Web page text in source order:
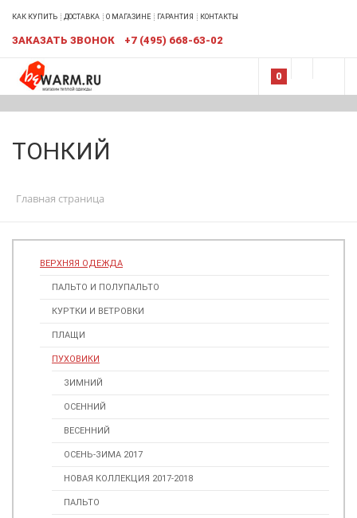
КАК КУПИТЬ ДОСТАВКА О МАГАЗИНЕ ГАРАНТИЯ КОНТАКТЫ
ЗАКАЗАТЬ ЗВОНОК +7 (495) 668-63-02
0
ТОНКИЙ
Главная страница
ВЕРХНЯЯ ОДЕЖДА
ПАЛЬТО И ПОЛУПАЛЬТО
КУРТКИ И ВЕТРОВКИ
ПЛАЩИ
ПУХОВИКИ
ЗИМНИЙ
ОСЕННИЙ
ВЕСЕННИЙ
ОСЕНЬ-ЗИМА 2017
НОВАЯ КОЛЛЕКЦИЯ 2017-2018
ПАЛЬТО